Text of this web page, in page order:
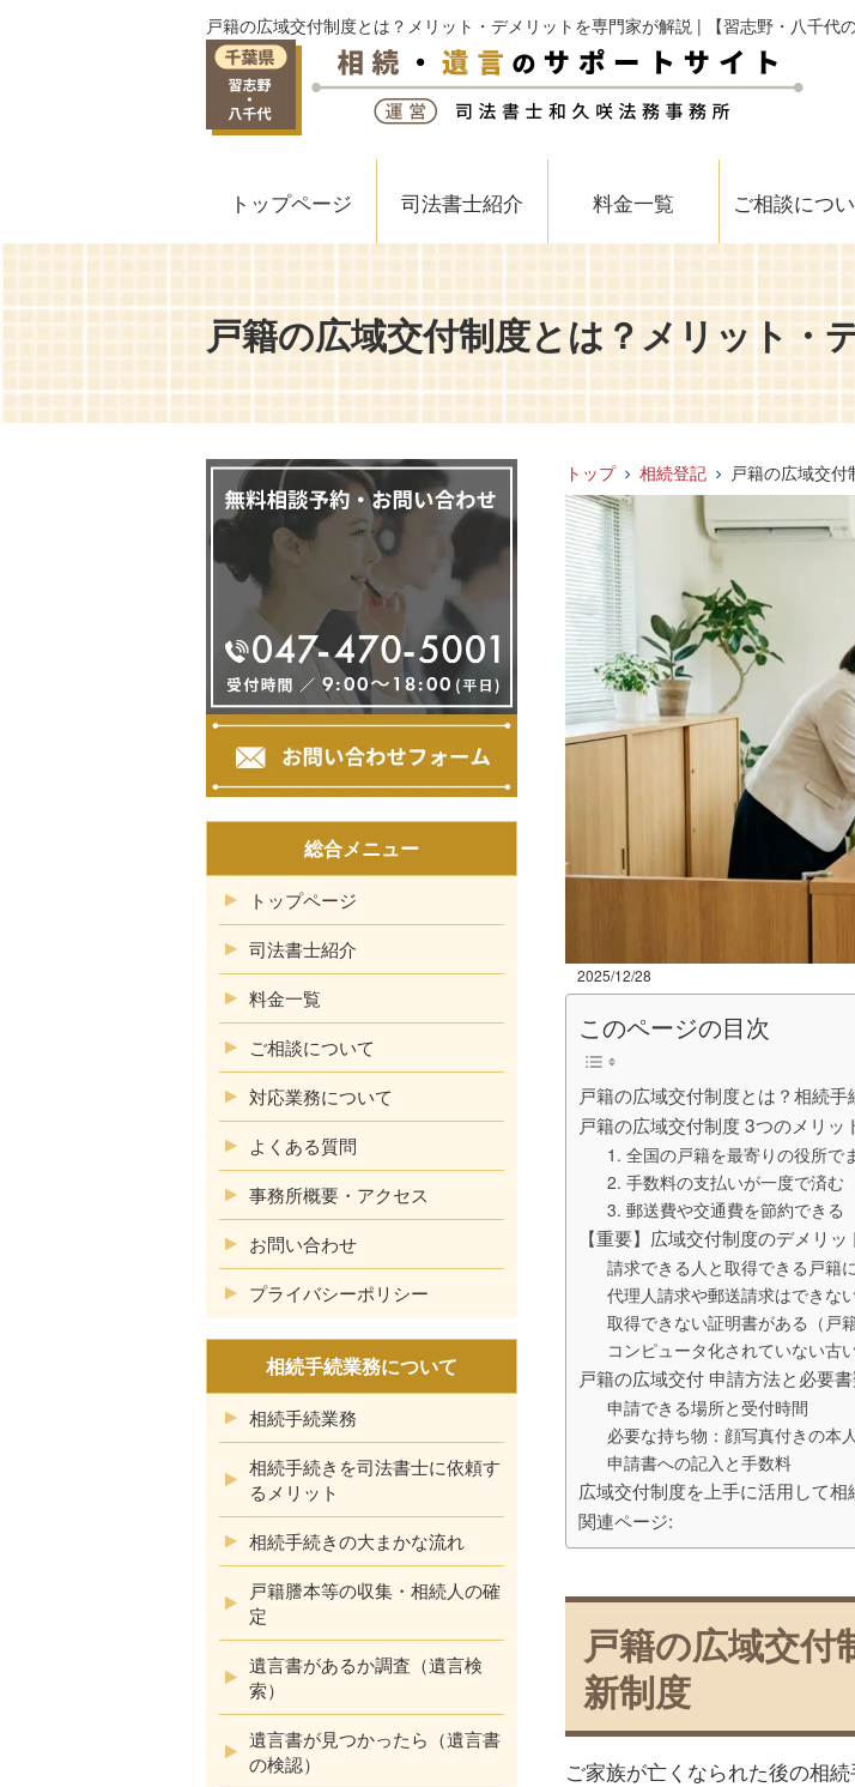
戸籍の広域交付制度とは？メリット・デメリットを専門家が解説 | 【習志野・八千
トップページ 司法書士紹介 料金一覧 ご相談につ
戸籍の広域交付制度とは？メリット・
トップ 相続登記 戸籍の広域交
2025/12/28
このページの目次
戸籍の広域交付制度とは？相続
戸籍の広域交付制度 3つのメリッ
1. 全国の戸籍を最寄りの役所で
2. 手数料の支払いが一度で済む
3. 郵送費や交通費を節約できる
【重要】広域交付制度のデメリ
請求できる人と取得できる戸籍
代理人請求や郵送請求はできな
取得できない証明書がある（戸
コンピュータ化されていない古
戸籍の広域交付 申請方法と必要
申請できる場所と受付時間
必要な持ち物：顔写真付きの本
申請書への記入と手数料
広域交付制度を上手に活用して相
関連ページ:
戸籍の広域交
新制度
ご家族が亡くなられた後の相
総合メニュー
トップページ
司法書士紹介
料金一覧
ご相談について
対応業務について
よくある質問
事務所概要・アクセス
お問い合わせ
プライバシーポリシー
相続手続業務について
相続手続業務
相続手続きを司法書士に依頼す
るメリット
相続手続きの大まかな流れ
戸籍謄本等の収集・相続人の確
定
遺言書があるか調査（遺言検
索）
遺言書が見つかったら（遺言書
の検認）